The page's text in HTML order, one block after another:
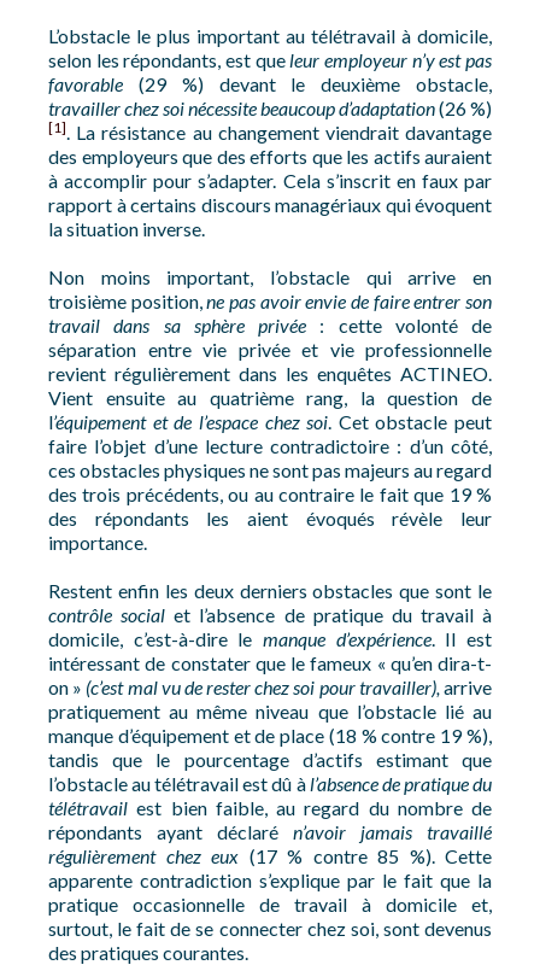
L’obstacle le plus important au télétravail à domicile,
selon les répondants, est queleur employeur n’y est pas
favorable (29 %) devant le deuxième obstacle,
travailler chez soi nécessite beaucoup d’adaptation(26 %)
[1]. La résistance au changement viendrait davantage
des employeurs que des efforts que les actifs auraient
à accomplir pour s’adapter. Cela s’inscrit en faux par
rapport à certains discours managériaux qui évoquent
la situation inverse.
Non moins important, l’obstacle qui arrive en
troisième position,ne pas avoir envie de faire entrer son
travail dans sa sphère privée : cette volonté de
séparation entre vie privée et vie professionnelle
revient régulièrement dans les enquêtes ACTINEO.
Vient ensuite au quatrième rang, la question de
l’équipement et de l’espace chez soi. Cet obstacle peut
faire l’objet d’une lecture contradictoire : d’un côté,
ces obstacles physiques ne sont pas majeurs au regard
des trois précédents, ou au contraire le fait que 19 %
des répondants les aient évoqués révèle leur
importance.
Restent enfin les deux derniers obstacles que sont le
contrôle social et l’absence de pratique du travail à
domicile, c’est-à-dire le manque d’expérience. Il est
intéressant de constater que le fameux « qu’en dira-t-
on » (c’est mal vu de rester chez soi pour travailler),arrive
pratiquement au même niveau que l’obstacle lié au
manque d’équipement et de place (18 % contre 19 %),
tandis que le pourcentage d’actifs estimant que
l’obstacle au télétravail est dû àl’absence de pratique du
télétravail est bien faible, au regard du nombre de
répondants ayant déclaré n’avoir jamais travaillé
régulièrement chez eux (17 % contre 85 %). Cette
apparente contradiction s’explique par le fait que la
pratique occasionnelle de travail à domicile et,
surtout, le fait de se connecter chez soi, sont devenus
des pratiques courantes.